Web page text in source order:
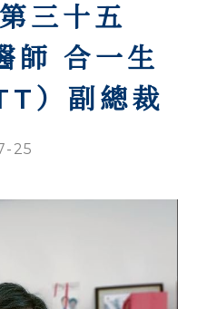
三十五
師 合一生
）副總裁
25